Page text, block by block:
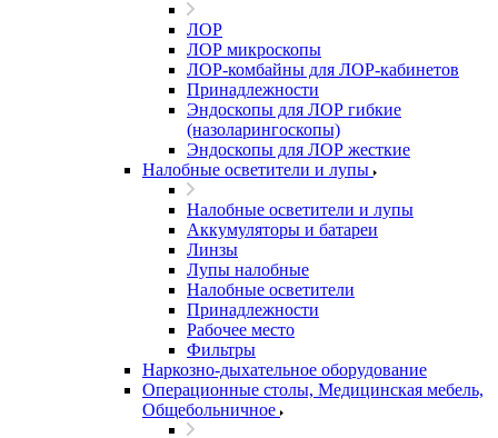
ЛОР
ЛОР микроскопы
ЛОР-комбайны для ЛОР-кабинетов
Принадлежности
Эндоскопы для ЛОР гибкие
(назоларингоскопы)
Эндоскопы для ЛОР жесткие
Налобные осветители и лупы
Налобные осветители и лупы
Аккумуляторы и батареи
Линзы
Лупы налобные
Налобные осветители
Принадлежности
Рабочее место
Фильтры
Наркозно-дыхательное оборудование
Операционные столы, Медицинская мебель,
Общебольничное